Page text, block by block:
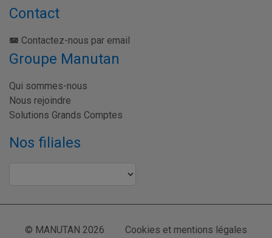
Contact
Contactez-nous par email
Groupe Manutan
Qui sommes-nous
Nous rejoindre
Solutions Grands Comptes
Nos filiales
© MANUTAN 2026
Cookies et mentions légales